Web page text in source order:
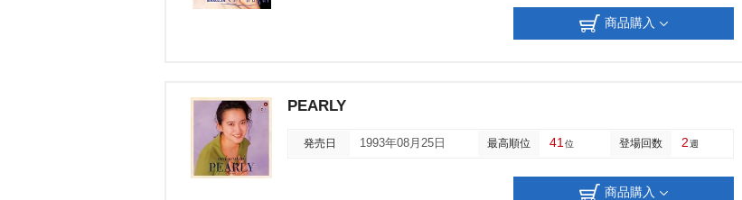
商品購入
PEARLY
発売日 1993年08月25日 最高順位 41 位 登場回数 2週
商品購入